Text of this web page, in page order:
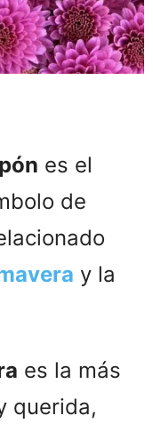
es el
de
y la
es la más
querida,